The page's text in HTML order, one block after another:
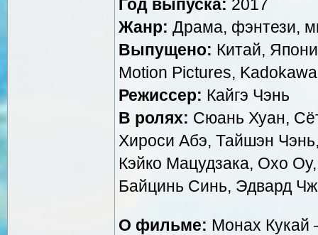
Год выпуска: 2017
Жанр: Драма, фэнтези,
Выпущено: Китай,
Motion Pictures,
Режиссер: Кайгэ Чэнь
В ролях: Сюань Хуан,
Хироси Абэ, Тайшэн
Кэйко Мацудзака, Охо
Байцинь Синь, Эдвард
О фильме: Монах Кукай